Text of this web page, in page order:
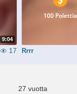
9:04
17
100 Polettia
Rrrr
27 vuotta